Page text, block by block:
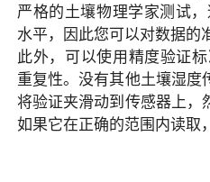
严格的土壤物理学家测试
水平，因此您可以对数据的
此外，可以使用精度验证
重复性。没有其他土壤湿
将验证夹滑动到传感器上，
如果它在正确的范围内读取